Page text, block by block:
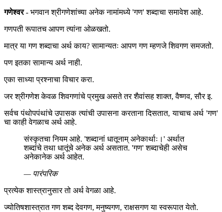
गणेश्वर- भगवान श्रीगणेशांच्या अनेक नामांमध्ये 'गण' शब्दाचा समावेश आहे.
गणपती रूपातच आपण त्यांना ओळखतो.
मात्र या गण शब्दाचा अर्थ काय? सामान्यतः आपण गण म्हणजे शिवगण समजतो.
पण इतका सामान्य अर्थ नाही.
एका साध्या प्रश्नाचा विचार करा.
जर श्रीगणेश केवळ शिवगणांचे प्रमुख असते तर शैवांसह शाक्त, वैष्णव, सौर इ.
सर्वच पंथोपपंथांचे उपासक त्यांची उपासना करताना दिसतात, याचाच अर्थ 'गण'
चा काही वेगळाच अर्थ आहे.
संस्कृतचा नियम आहे. 'शब्दानां धातूनाम् अनेकार्थाः।' अर्थात
शब्दांचे तथा धातूंचे अनेक अर्थ असतात. 'गण' शब्दाचेही असेच
अनेकानेक अर्थ आहेत.
— पारंपरिक
प्रत्येक शास्त्रानुसार तो अर्थ वेगळा आहे.
ज्योतिषशास्त्रात गण शब्द देवगण, मनुष्यगण, राक्षसगण या स्वरूपात येतो.